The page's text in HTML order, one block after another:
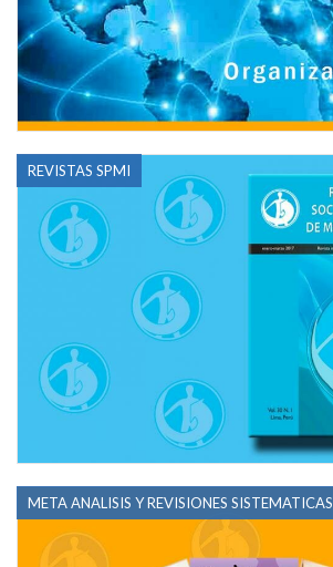
REVISTAS SPMI
META ANALISIS Y REVISIONES SISTEMATICAS